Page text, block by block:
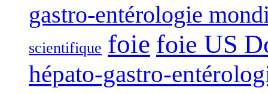
gastro-entérologie
scientifique foie foie US
hépato-gastro-